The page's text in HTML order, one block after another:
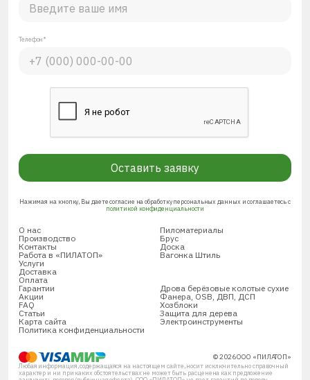
Телефон*
Оставить заявку
Нажимая на кнопку, Вы даете согласие на обработку персональных данных и соглашаетесь с
политикой конфиденциальности
О нас
Производство
Контакты
Работа в «ПИЛАТОП»
Услуги
Доставка
Оплата
Гарантии
Акции
FAQ
Статьи
Карта сайта
Политика конфиденциальности
Пиломатериалы
Брус
Доска
Вагонка Штиль
Дрова берёзовые колотые сухие
Фанера, OSB, ДВП, ДСП
Хозблоки
Защита для дерева
Электроинструменты
© 2026 ООО «ПИЛАТОП»
Любая информация, содержащаяся на настоящем сайте, носит исключительно справочный
характер и ни при каких обстоятельствах не может быть расценена как предложение